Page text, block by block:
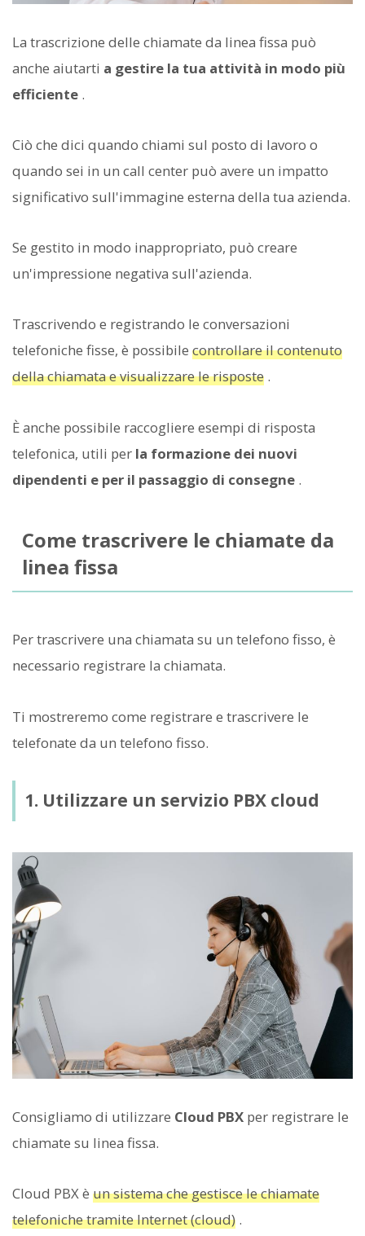
La trascrizione delle chiamate da linea fissa può
anche aiutarti a gestire la tua attività in modo più
efficiente .
Ciò che dici quando chiami sul posto di lavoro o
quando sei in un call center può avere un impatto
significativo sull'immagine esterna della tua azienda.
Se gestito in modo inappropriato, può creare
un'impressione negativa sull'azienda.
Trascrivendo e registrando le conversazioni
telefoniche fisse, è possibile controllare il contenuto
della chiamata e visualizzare le risposte .
È anche possibile raccogliere esempi di risposta
telefonica, utili per la formazione dei nuovi
dipendenti e per il passaggio di consegne .
Come trascrivere le chiamate da
linea fissa
Per trascrivere una chiamata su un telefono fisso, è
necessario registrare la chiamata.
Ti mostreremo come registrare e trascrivere le
telefonate da un telefono fisso.
1. Utilizzare un servizio PBX cloud
Consigliamo di utilizzare Cloud PBX per registrare le
chiamate su linea fissa.
Cloud PBX è un sistema che gestisce le chiamate
telefoniche tramite Internet (cloud) .